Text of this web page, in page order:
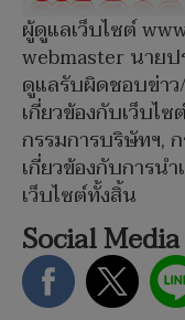
ผู้ดูแลเว็บไซต์
webmaster นายป
ดูแลรับผิดชอบข่า
เกี่ยวข้องกับเว็บไซ
กรรมการบริษัทฯ,
เกี่ยวข้องกับการน
เว็บไซต์ทั้งสิ้น
Social Media